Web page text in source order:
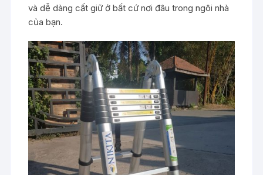
và dễ dàng cất giữ ở bất cứ nơi đâu trong ngôi nhà
của bạn.